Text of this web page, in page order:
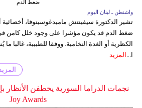
ضغط الدم
واشنطن ـ لبنان اليوم
تشير الدكتورة سيفينتش ماميدغوسينوفا،
ضغط الدم قد يكون مؤشرا على وجود خلل كامن في
الكظرية أو الغدة النخامية. ووفقا للطبيبة، غالبا
ا... المزيد
نجمات الدراما السورية يخطفن الأنظار
Joy Awards